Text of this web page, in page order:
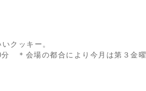
クッキー。
＊会場の都合により今月は第３金曜